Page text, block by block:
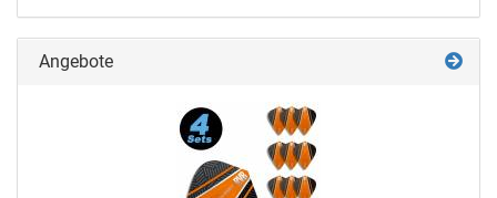
Angebote